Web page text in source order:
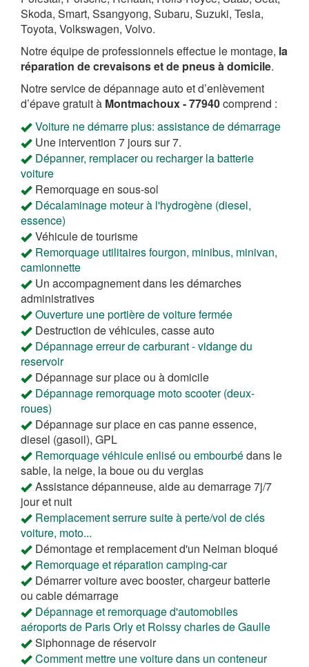
Skoda, Smart, Ssangyong, Subaru, Suzuki, Tesla,
Toyota, Volkswagen, Volvo.
Notre équipe de professionnels effectue le montage, la
réparation de crevaisons et de pneus à domicile.
Notre service de dépannage auto et d’enlèvement
d’épave gratuit à Montmachoux - 77940comprend :
Voiture ne démarre plus: assistance de démarrage
Une intervention 7 jours sur 7.
Dépanner, remplacer ou recharger la batterie
voiture
Remorquage en sous-sol
Décalaminage moteur à l'hydrogène (diesel,
essence)
Véhicule de tourisme
Remorquage utilitaires fourgon, minibus, minivan,
camionnette
Un accompagnement dans les démarches
administratives
Ouverture une portière de voiture fermée
Destruction de véhicules, casse auto
Dépannage erreur de carburant - vidange du
reservoir
Dépannage sur place ou à domicile
Dépannage remorquage moto scooter (deux-
roues)
Dépannage sur place en cas panne essence,
diesel (gasoil), GPL
Remorquage véhicule enlisé ou embourbédans le
sable, la neige, la boue ou du verglas
Assistance dépanneuse, aide au demarrage 7j/7
jour et nuit
Remplacement serrure suite à perte/vol de clés
voiture, moto...
Démontage et remplacement d'un Neiman bloqué
Remorquage et réparation camping-car
Démarrer voiture avec booster, chargeur batterie
ou cable démarrage
Dépannage et remorquage d'automobiles
aéroports de Paris Orly et Roissy charles de Gaulle
Siphonnage de réservoir
Comment mettre une voiture dans un conteneur